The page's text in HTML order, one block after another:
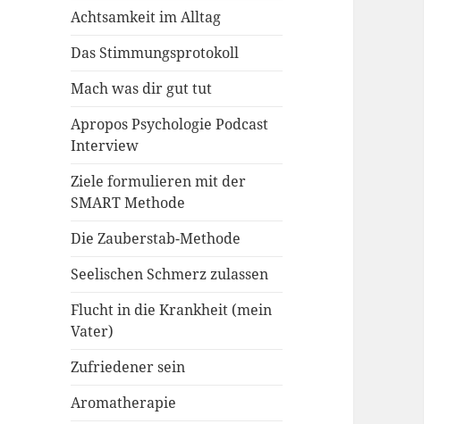
Achtsamkeit im Alltag
Das Stimmungsprotokoll
Mach was dir gut tut
Apropos Psychologie Podcast
Interview
Ziele formulieren mit der
SMART Methode
Die Zauberstab-Methode
Seelischen Schmerz zulassen
Flucht in die Krankheit (mein
Vater)
Zufriedener sein
Aromatherapie